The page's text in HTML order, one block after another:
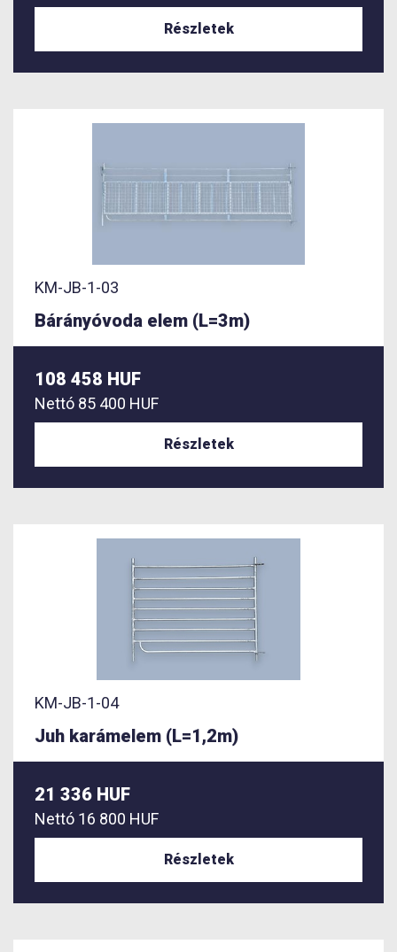
Részletek
KM-JB-1-03
Bárányóvoda elem (L=3m)
108 458 HUF
Nettó 85 400 HUF
Részletek
KM-JB-1-04
Juh karámelem (L=1,2m)
21 336 HUF
Nettó 16 800 HUF
Részletek